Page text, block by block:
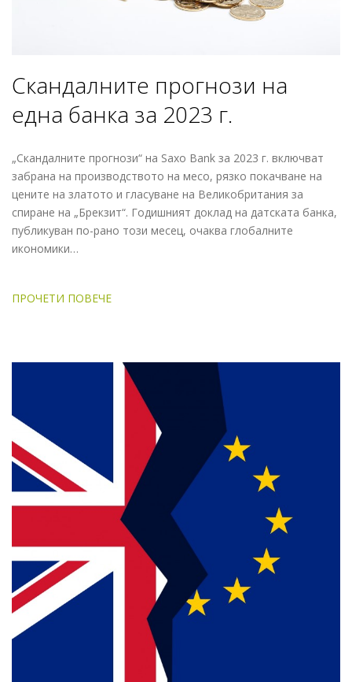
Скандалните прогнози на
една банка за 2023 г.
„Скандалните прогнози“ на Saxo Bank за 2023 г. включват
забрана на производството на месо, рязко покачване на
цените на златото и гласуване на Великобритания за
спиране на „Брекзит“. Годишният доклад на датската банка,
публикуван по-рано този месец, очаква глобалните
икономики…
ПРОЧЕТИ ПОВЕЧЕ